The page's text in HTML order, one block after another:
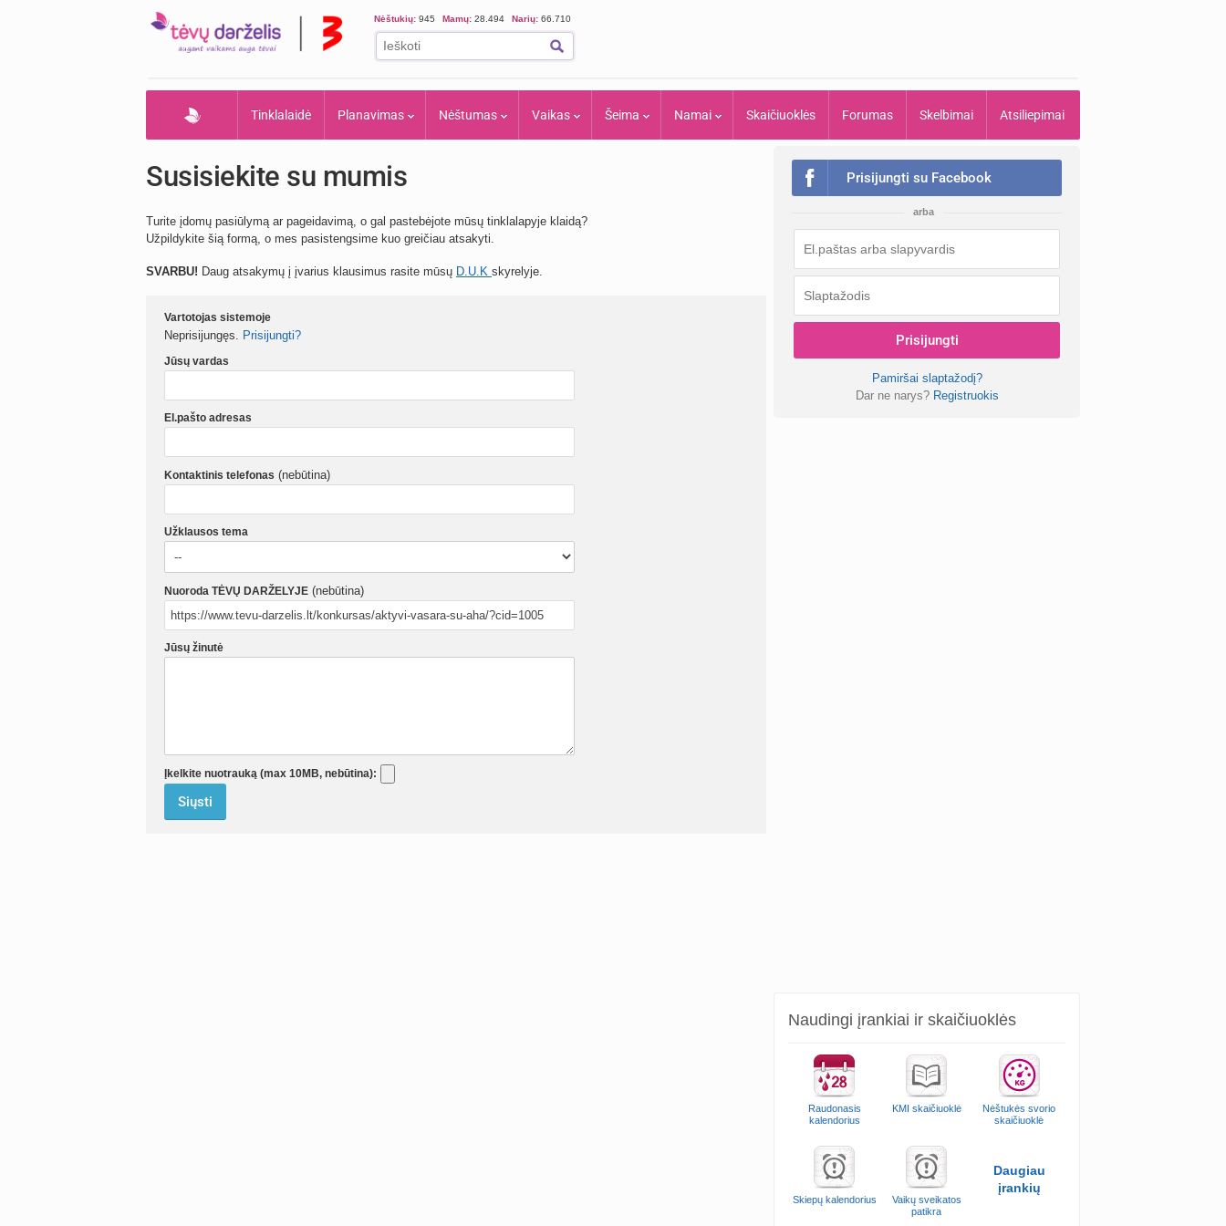
Nėštukių: 945 Mamų: 28.494 Narių: 66.710
Tinklalaidė Planavimas Nėštumas Vaikas Šeima Namai Skaičiuoklės Forumas Skelbimai Atsiliepimai
Susisiekite su mumis
Turite įdomų pasiūlymą ar pageidavimą, o gal pastebėjote mūsų tinklalapyje klaidą?
Užpildykite šią formą, o mes pasistengsime kuo greičiau atsakyti.
SVARBU! Daug atsakymų į įvarius klausimus rasite mūsų D.U.K skyrelyje.
Vartotojas sistemoje
Neprisijungęs. Prisijungti?
Jūsų vardas
El.pašto adresas
Kontaktinis telefonas (nebūtina)
Užklausos tema
Nuoroda TĖVŲ DARŽELYJE (nebūtina)
Jūsų žinutė
Įkelkite nuotrauką (max 10MB, nebūtina):
Prisijungti su Facebook
arba
Prisijungti
Pamiršai slaptažodį?
Dar ne narys? Registruokis
Naudingi įrankiai ir skaičiuoklės
Raudonasis
kalendorius
KMI skaičiuoklė
Nėštukės svorio
skaičiuoklė
Skiepų kalendorius
Vaikų sveikatos
patikra
Daugiau
įrankių